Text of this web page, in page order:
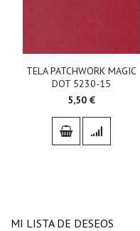
TELA PATCHWORK MAGIC
DOT 5230-15
5,50 €
MI LISTA DE DESEOS